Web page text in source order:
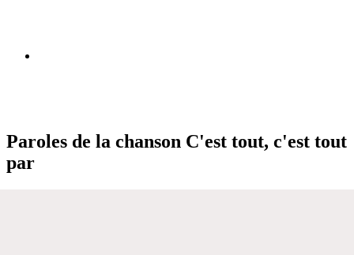
Paroles de la chanson C'est tout, c'est tout
par